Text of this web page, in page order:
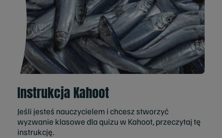
Instrukcja Kahoot
Jeśli jesteś nauczycielem i chcesz stworzyć
wyzwanie klasowe dla quizu w Kahoot, przeczytaj tę
instrukcję.